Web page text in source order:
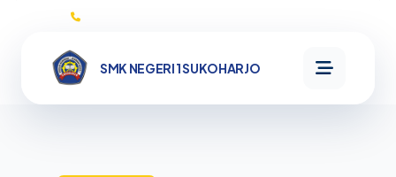
SMK NEGERI 1 SUKOHARJO